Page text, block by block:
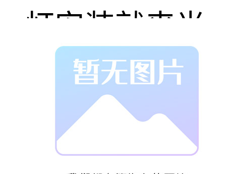
灯安装就来光
之华。
长度，颜色，
控制方式，质